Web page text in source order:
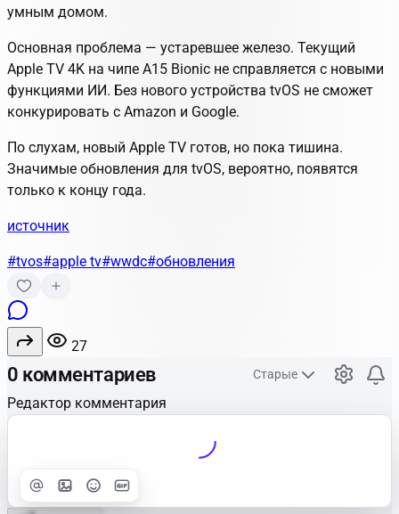
умным домом.
Основная проблема — устаревшее железо. Текущий
Apple TV 4K на чипе A15 Bionic не справляется с новыми
функциями ИИ. Без нового устройства tvOS не сможет
конкурировать с Amazon и Google.
По слухам, новый Apple TV готов, но пока тишина.
Значимые обновления для tvOS, вероятно, появятся
только к концу года.
источник
#tvos#apple tv#wwdc#обновления
27
0 комментариев Старые
Редактор комментария
Улучшить